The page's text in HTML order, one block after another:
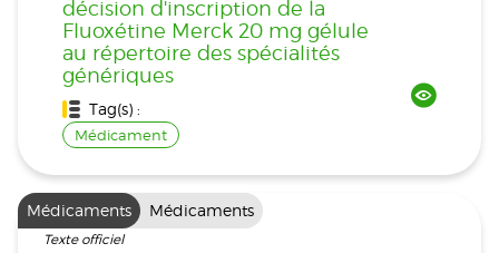
décision d'inscription de la
Fluoxétine Merck 20 mg gélule
au répertoire des spécialités
génériques
Tag(s) :
Médicament
Médicaments Médicaments
Texte officiel